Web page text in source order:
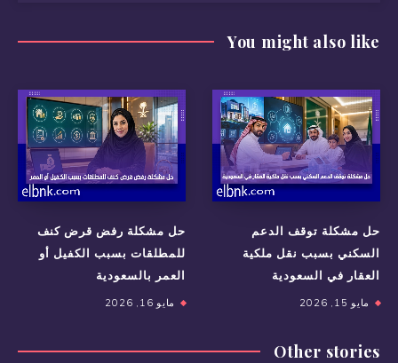
You might also like
حل مشكلة رفض قرض كنف
للمطلقات بسبب الكفيل أو
العمر بالسعودية
مايو 16, 2026
حل مشكلة توقف الدعم
السكني بسبب نقل ملكية
العقار في السعودية
مايو 15, 2026
Other stories